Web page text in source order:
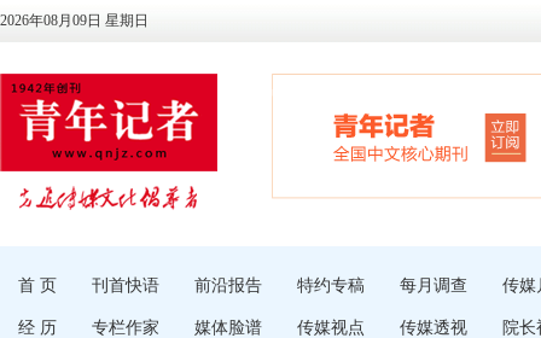
2026年08月09日 星期日
首 页 刊首快语 前沿报告 特约专稿 每月调查 传媒
经 历 专栏作家 媒体脸谱 传媒视点 传媒透视 院长